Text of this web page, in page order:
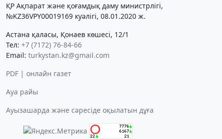
ҚР Ақпарат және қоғамдық даму министрлігі,
№KZ36VPY00019169 куәлігі, 08.01.2020 ж.
Астана қаласы, Қонаев көшесі, 12/1
Тел: +7 (7172) 76-84-66
Email: turkystan.kz@gmail.com
PDF | онлайн газет
Ауа райы
Ауызашарда және сәресіде оқылатын дұға